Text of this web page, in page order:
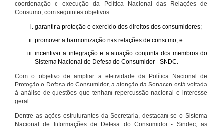
coordenação e execução da Política Nacional das Relações de
Consumo, com seguintes objetivos:
garantir a proteção e exercício dos direitos dos consumidores;
promover a harmonização nas relações de consumo; e
incentivar a integração e a atuação conjunta dos membros do
Sistema Nacional de Defesa do Consumidor - SNDC.
Com o objetivo de ampliar a efetividade da Política Nacional de
Proteção e Defesa do Consumidor, a atenção da Senacon está voltada
à análise de questões que tenham repercussão nacional e interesse
geral.
Dentre as ações estruturantes da Secretaria, destacam-se o Sistema
Nacional de Informações de Defesa do Consumidor - Sindec, as